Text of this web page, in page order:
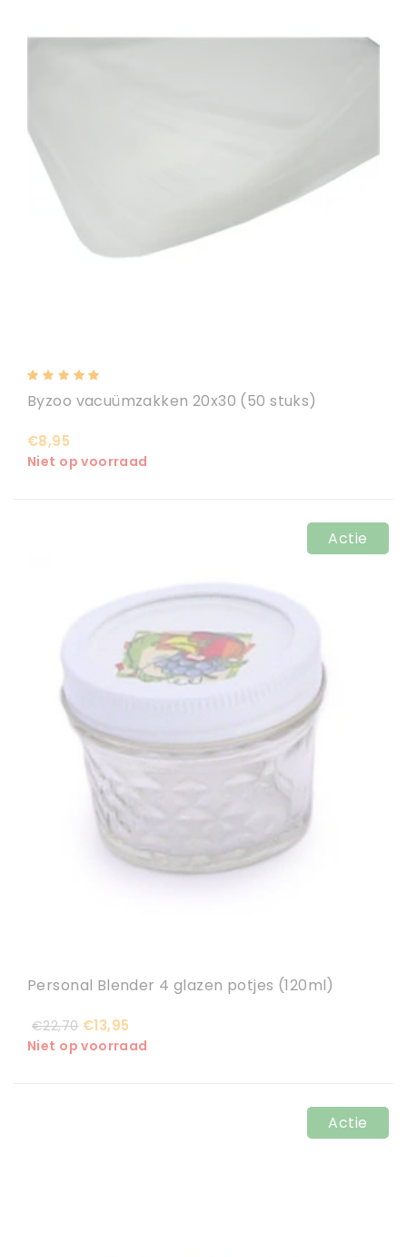
Byzoo vacuümzakken 20x30 (50 stuks)
€8,95
Niet op voorraad
Actie
Personal Blender 4 glazen potjes (120ml)
€22,70 €13,95
Niet op voorraad
Actie